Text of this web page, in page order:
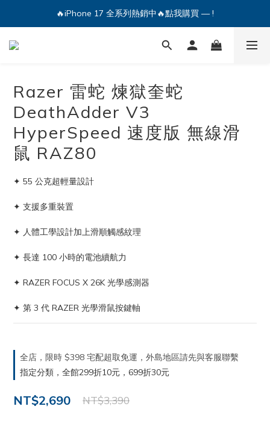
🔥iPhone 17 全系列熱銷中🔥點我購買 — !
💕加入Q哥 Line 新好友領優惠券！🎫
🔥iPhone 17 全系列熱銷中🔥點我購買 — !
Razer 雷蛇 煉獄奎蛇
DeathAdder V3
HyperSpeed 速度版 無線滑
鼠 RAZ80
✦ 55 公克超輕量設計
✦ 支援多重裝置
✦ 人體工學設計加上滑順觸感紋理
✦ 長達 100 小時的電池續航力
✦ RAZER FOCUS X 26K 光學感測器
✦ 第 3 代 RAZER 光學滑鼠按鍵軸
全店，限時 $398 宅配超取免運，外島地區請先與客服聯繫
指定分類，全館299折10元，699折30元
NT$2,690 NT$3,390